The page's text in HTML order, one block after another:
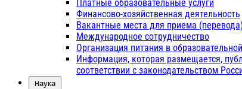
Платные образовательные услуги
Финансово-хозяйственная деятельность
Вакантные места для приема
Международное сотрудничество
Организация питания в
Информация, которая размещается,
соответствии с законодательством
Наука